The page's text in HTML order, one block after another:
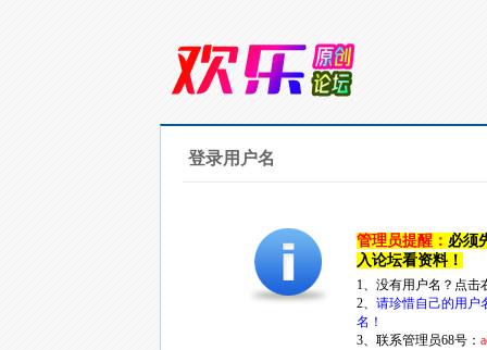
登录用户名
管理员提醒： 必须
入论坛看资料！
1、没有用户名？点
2、 请珍惜自己的用户
名！
3、联系管理员68号：